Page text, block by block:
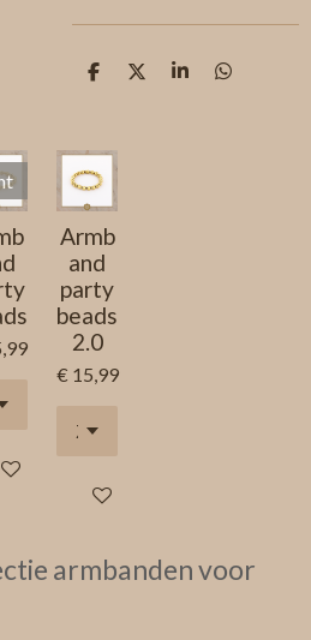
D
n
D
S
D
hoogte
mij op de hoogte
Armb
and
party
beads
2.0
€ 15,99
In winkelwagen
armbanden voor